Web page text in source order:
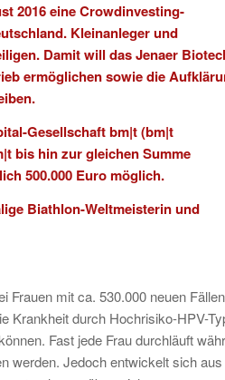
2016 eine Crowdinvesting-
Kleinanleger und
Damit will das Jenaer
ermöglichen sowie die
Gesellschaft bm|t (bm|t
bis hin zur gleichen Summe
500.000 Euro möglich.
Biathlon-Weltmeisterin und
mit ca. 530.000 neuen
Krankheit durch Hochrisiko-HPV-
Fast jede Frau durchläuft
werden. Jedoch entwickelt sich aus